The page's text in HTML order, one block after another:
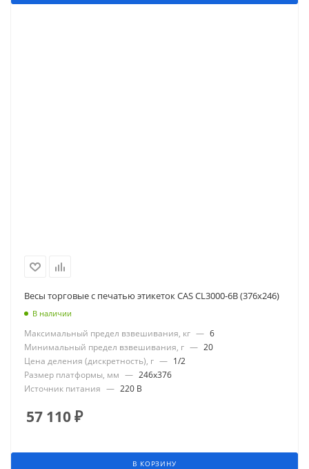
Весы торговые с печатью этикеток CAS CL3000-6B (376x246)
В наличии
Максимальный предел взвешивания, кг — 6
Минимальный предел взвешивания, г — 20
Цена деления (дискретность), г — 1/2
Размер платформы, мм — 246x376
Источник питания — 220 В
57 110₽
В КОРЗИНУ